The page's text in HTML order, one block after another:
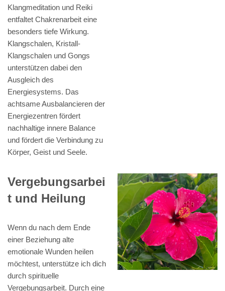
Klangmeditation und Reiki
entfaltet Chakrenarbeit eine
besonders tiefe Wirkung.
Klangschalen, Kristall-
Klangschalen und Gongs
unterstützen dabei den
Ausgleich des
Energiesystems. Das
achtsame Ausbalancieren der
Energiezentren fördert
nachhaltige innere Balance
und fördert die Verbindung zu
Körper, Geist und Seele.
Vergebungsarbei
t und Heilung
Wenn du nach dem Ende
einer Beziehung alte
emotionale Wunden heilen
möchtest, unterstütze ich dich
durch spirituelle
Vergebungsarbeit. Durch eine